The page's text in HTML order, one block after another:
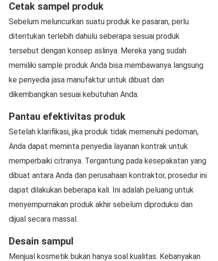
Cetak sampel produk
Sebelum meluncurkan suatu produk ke pasaran, perlu
ditentukan terlebih dahulu seberapa sesuai produk
tersebut dengan konsep aslinya. Mereka yang sudah
memiliki sample produk Anda bisa membawanya langsung
ke penyedia jasa manufaktur untuk dibuat dan
dikembangkan sesuai kebutuhan Anda.
Pantau efektivitas produk
Setelah klarifikasi, jika produk tidak memenuhi pedoman,
Anda dapat meminta penyedia layanan kontrak untuk
memperbaiki citranya. Tergantung pada kesepakatan yang
dibuat antara Anda dan perusahaan kontraktor, prosedur ini
dapat dilakukan beberapa kali. Ini adalah peluang untuk
menyempurnakan produk akhir sebelum diproduksi dan
dijual secara massal.
Desain sampul
Menjual kosmetik bukan hanya soal kualitas. Kebanyakan